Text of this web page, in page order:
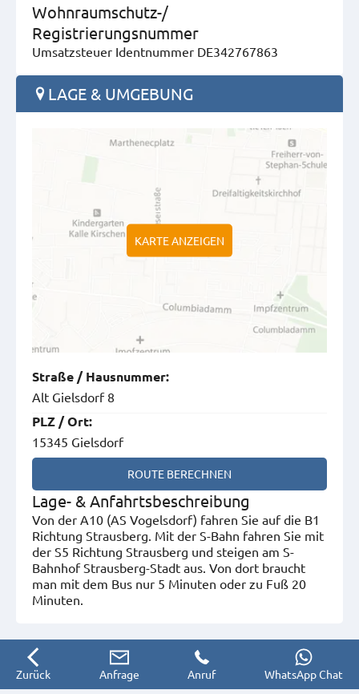
Wohnraumschutz-/
Registrierungsnummer
Umsatzsteuer Identnummer DE342767863
LAGE & UMGEBUNG
KARTE ANZEIGEN
Straße / Hausnummer:
Alt Gielsdorf 8
PLZ /Ort:
15345 Gielsdorf
ROUTE BERECHNEN
Lage- & Anfahrtsbeschreibung
Von der A10 (AS Vogelsdorf) fahren Sie auf die B1
Richtung Strausberg. Mit der S-Bahn fahren Sie mit
der S5 Richtung Strausberg und steigen am S-
Bahnhof Strausberg-Stadt aus. Von dort braucht
man mit dem Bus nur 5 Minuten oder zu Fuß 20
Minuten.
Zurück Anfrage Anruf WhatsApp Chat